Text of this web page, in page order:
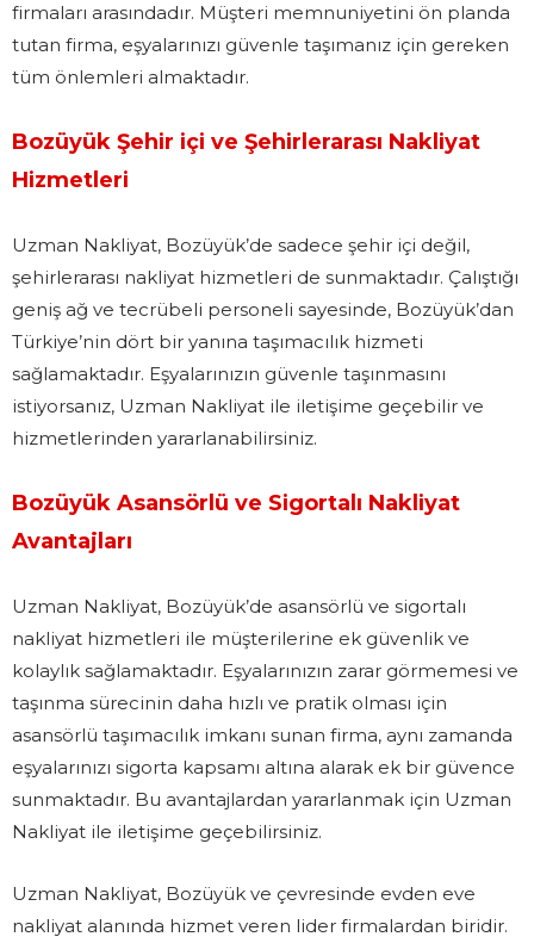
firmaları arasındadır. Müşteri memnuniyetini ön planda
tutan firma, eşyalarınızı güvenle taşımanız için gereken
tüm önlemleri almaktadır.
Bozüyük Şehir içi ve Şehirlerarası Nakliyat
Hizmetleri
Uzman Nakliyat, Bozüyük’de sadece şehir içi değil,
şehirlerarası nakliyat hizmetleri de sunmaktadır. Çalıştığı
geniş ağ ve tecrübeli personeli sayesinde, Bozüyük’dan
Türkiye’nin dört bir yanına taşımacılık hizmeti
sağlamaktadır. Eşyalarınızın güvenle taşınmasını
istiyorsanız, Uzman Nakliyat ile iletişime geçebilir ve
hizmetlerinden yararlanabilirsiniz.
Bozüyük Asansörlü ve Sigortalı Nakliyat
Avantajları
Uzman Nakliyat, Bozüyük’de asansörlü ve sigortalı
nakliyat hizmetleri ile müşterilerine ek güvenlik ve
kolaylık sağlamaktadır. Eşyalarınızın zarar görmemesi ve
taşınma sürecinin daha hızlı ve pratik olması için
asansörlü taşımacılık imkanı sunan firma, aynı zamanda
eşyalarınızı sigorta kapsamı altına alarak ek bir güvence
sunmaktadır. Bu avantajlardan yararlanmak için Uzman
Nakliyat ile iletişime geçebilirsiniz.
Uzman Nakliyat, Bozüyük ve çevresinde evden eve
nakliyat alanında hizmet veren lider firmalardan biridir.